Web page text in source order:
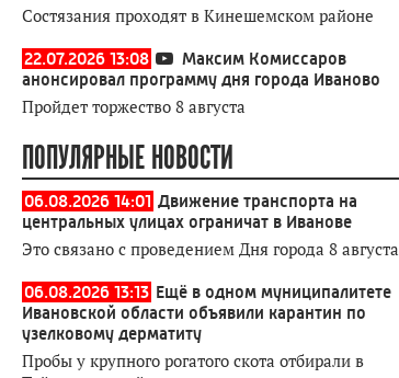
Состязания проходят в Кинешемском районе
22.07.2026 13:08
Максим Комиссаров
анонсировал программу дня города Иваново
Пройдет торжество 8 августа
ПОПУЛЯРНЫЕ НОВОСТИ
06.08.2026 14:01 Движение транспорта на
центральных улицах ограничат в Иванове
Это связано с проведением Дня города 8 августа
06.08.2026 13:13 Ещё в одном муниципалитете
Ивановской области объявили карантин по
узелковому дерматиту
Пробы у крупного рогатого скота отбирали в